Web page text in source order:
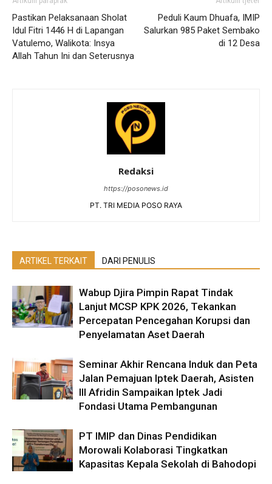
Pastikan Pelaksanaan Sholat
Idul Fitri 1446 H di Lapangan
Vatulemo, Walikota: Insya
Allah Tahun Ini dan Seterusnya
Peduli Kaum Dhuafa, IMIP
Salurkan 985 Paket Sembako
di 12 Desa
Redaksi
https://posonews.id
PT. TRI MEDIA POSO RAYA
ARTIKEL TERKAIT DARI PENULIS
Wabup Djira Pimpin Rapat Tindak
Lanjut MCSP KPK 2026, Tekankan
Percepatan Pencegahan Korupsi dan
Penyelamatan Aset Daerah
Seminar Akhir Rencana Induk dan Peta
Jalan Pemajuan Iptek Daerah, Asisten
III Afridin Sampaikan Iptek Jadi
Fondasi Utama Pembangunan
PT IMIP dan Dinas Pendidikan
Morowali Kolaborasi Tingkatkan
Kapasitas Kepala Sekolah di Bahodopi